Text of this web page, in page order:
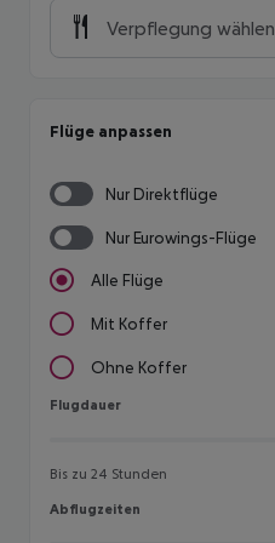
Verpflegung wählen
Flüge anpassen
Nur Direktflüge
Nur Eurowings-Flüge
Alle Flüge
Mit Koffer
Ohne Koffer
Flugdauer
Flugdauer
Bis zu 24 Stunden
Abflugzeiten
Abflugzeiten